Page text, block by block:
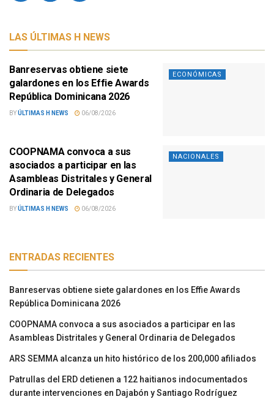
LAS ÚLTIMAS H NEWS
ECONÓMICAS
Banreservas obtiene siete
galardones en los Effie Awards
República Dominicana 2026
BYÚLTIMAS H NEWS 06/08/2026
NACIONALES
COOPNAMA convoca a sus
asociados a participar en las
Asambleas Distritales y General
Ordinaria de Delegados
BYÚLTIMAS H NEWS 06/08/2026
ENTRADAS RECIENTES
Banreservas obtiene siete galardones en los Effie Awards
República Dominicana 2026
COOPNAMA convoca a sus asociados a participar en las
Asambleas Distritales y General Ordinaria de Delegados
ARS SEMMA alcanza un hito histórico de los 200,000 afiliados
Patrullas del ERD detienen a 122 haitianos indocumentados
durante intervenciones en Dajabón y Santiago Rodríguez